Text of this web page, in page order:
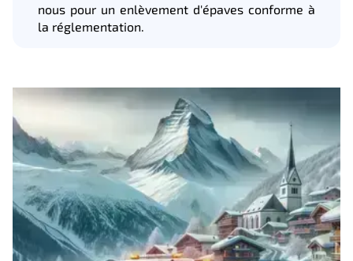
nous pour un enlèvement d'épaves conforme à
la réglementation.